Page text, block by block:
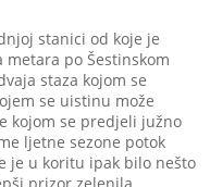
stanici od koje je
po Šestinskom
staza kojom se
se uistinu može
kojom se predjeli južno
ljetne sezone potok
je u koritu ipak bilo nešto